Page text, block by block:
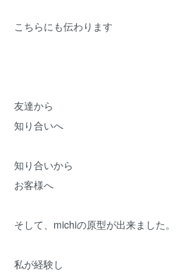
こちらにも伝わります
友達から
知り合いへ
知り合いから
お客様へ
そして、michiの原型が出来ました。
私が経験し